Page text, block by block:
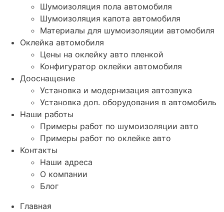
Шумоизоляция пола автомобиля
Шумоизоляция капота автомобиля
Материалы для шумоизоляции автомобиля
Оклейка автомобиля
Цены на оклейку авто пленкой
Конфигуратор оклейки автомобиля
Дооснащение
Установка и модернизация автозвука
Установка доп. оборудования в автомобиль
Наши работы
Примеры работ по шумоизоляции авто
Примеры работ по оклейке авто
Контакты
Наши адреса
О компании
Блог
Главная